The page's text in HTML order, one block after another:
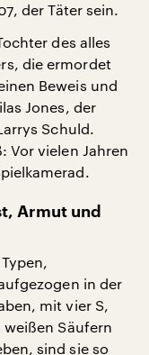
der Täter sein.
des alles
die ermordet
Beweis und
Jones, der
Schuld.
Vor vielen Jahren
Armut und
in der
mit vier S,
Säufern
sind sie so